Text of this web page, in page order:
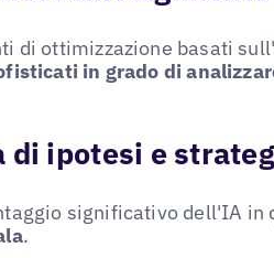
di ottimizzazione basati
in grado di
di ipotesi e
significativo dell'IA in
.